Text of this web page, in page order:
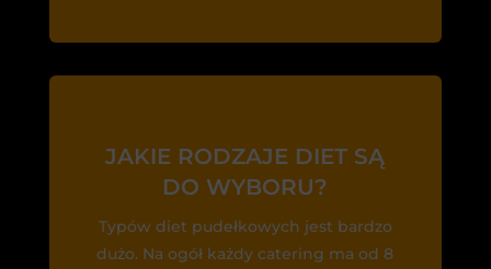
JAKIE RODZAJE DIET SĄ
DO WYBORU?
Typów diet pudełkowych jest bardzo
dużo. Na ogół każdy catering ma od 8